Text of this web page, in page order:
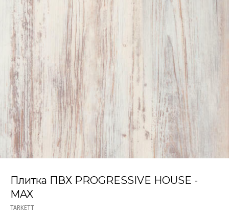
Плитка ПВХ PROGRESSIVE HOUSE -
MAX
TARKETT